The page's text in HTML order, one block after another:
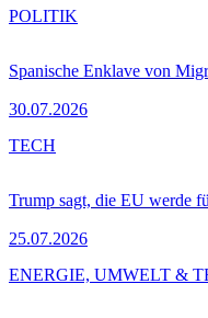
Spanische Enklave von
30.07.2026
POLITIK
Trump sagt, die EU werde
25.07.2026
TECH
ENERGIE, UMWELT &